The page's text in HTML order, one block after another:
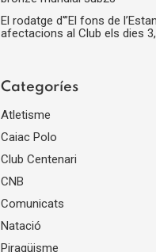
El rodatge d'”El fons de
afectacions al Club els dies
Categoríes
Atletisme
Caiac Polo
Club Centenari
CNB
Comunicats
Natació
Piragüisme